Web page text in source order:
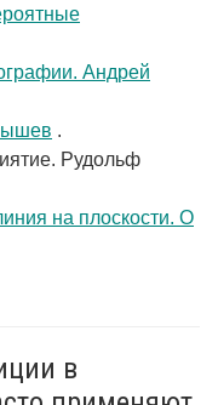
Андрей
.
Рудольф
на плоскости. О
в